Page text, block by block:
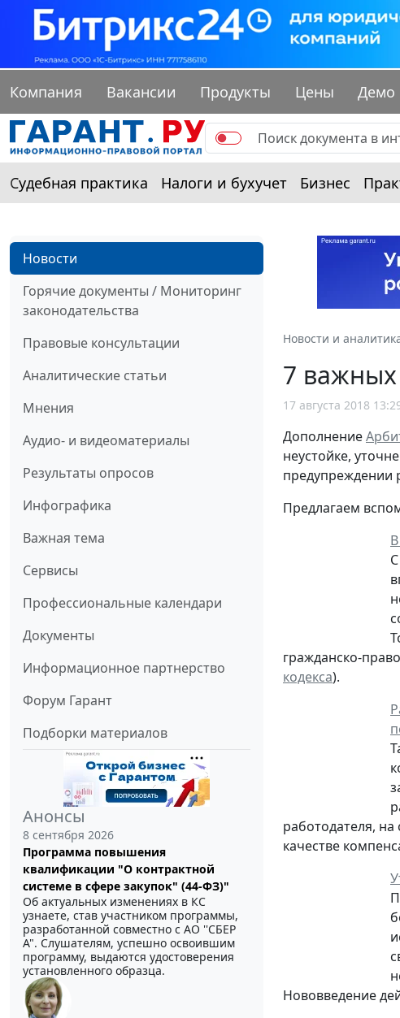
Компания Вакансии Продукты Цены Демо
Судебная практика Налоги и бухучет Бизнес
Новости
Горячие документы / Мониторинг
законодательства
Правовые консультации
Аналитические статьи
Мнения
Аудио- и видеоматериалы
Результаты опросов
Инфографика
Важная тема
Сервисы
Профессиональные календари
Документы
Информационное партнерство
Форум Гарант
Подборки материалов
Анонсы
8 сентября 2026
Программа повышения
квалификации "О контрактной
системе в сфере закупок" (44-ФЗ)"
Об актуальных изменениях в КС
узнаете, став участником программы,
разработанной совместно с АО ''СБЕР
А". Слушателям, успешно освоившим
программу, выдаются удостоверения
установленного образца.
Новости и
7 важных
17 августа 2018
Дополнение
неустойке,
предупреждении
Предлагаем
гражданско-
кодекса).
работодателя,
качестве
Нововведение